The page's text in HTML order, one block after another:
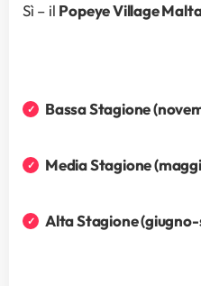
Sì – il Popeye Village
Bassa Stagione
Media Stagione
Alta Stagione